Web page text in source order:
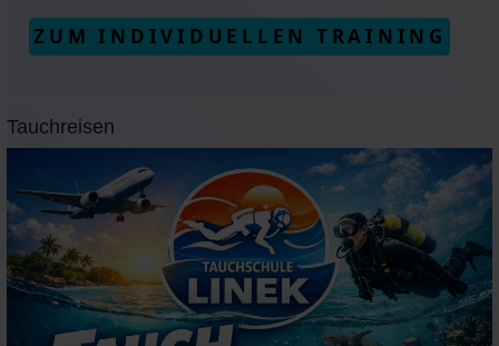
ZUM INDIVIDUELLEN TRAINING
Tauchreisen